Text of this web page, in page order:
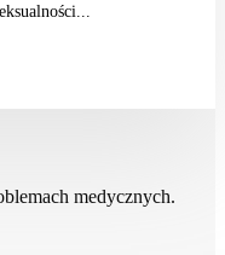
medycznych.